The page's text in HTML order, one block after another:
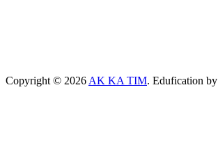
Copyright © 2026 AK KA TIM. Edufication by